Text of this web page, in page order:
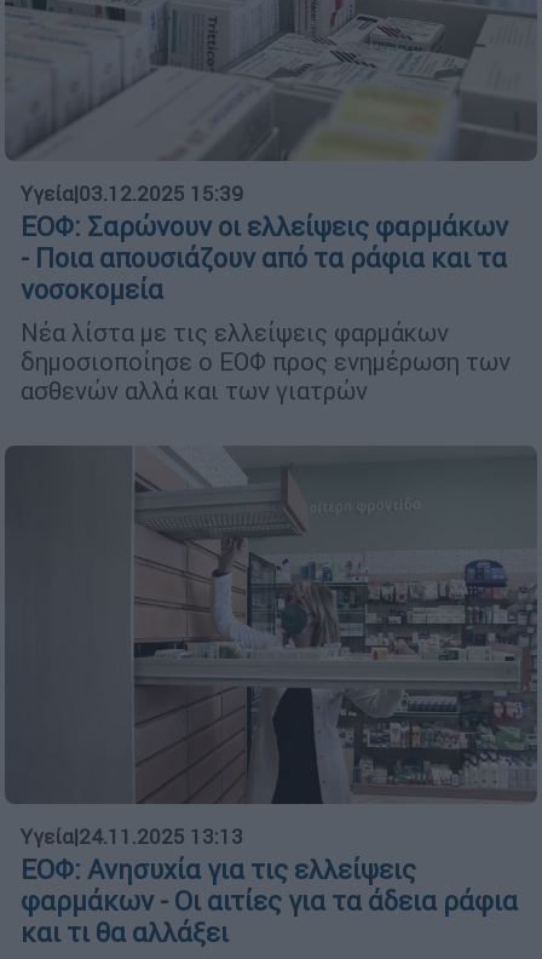
Υγεία|03.12.2025 15:39
ΕΟΦ: Σαρώνουν οι ελλείψεις φαρμάκων
- Ποια απουσιάζουν από τα ράφια και τα
νοσοκομεία
Νέα λίστα με τις ελλείψεις φαρμάκων
δημοσιοποίησε ο ΕΟΦ προς ενημέρωση των
ασθενών αλλά και των γιατρών
Υγεία|24.11.2025 13:13
ΕΟΦ: Ανησυχία για τις ελλείψεις
φαρμάκων - Οι αιτίες για τα άδεια ράφια
και τι θα αλλάξει